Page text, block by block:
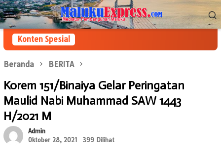
Loncat
ke
konten
Menu
Mobile
Konten Spesial
Beranda BERITA
Korem 151/Binaiya Gelar Peringatan
Maulid Nabi Muhammad SAW 1443
H/2021 M
Admin
Oktober 28, 2021
399 Dilihat